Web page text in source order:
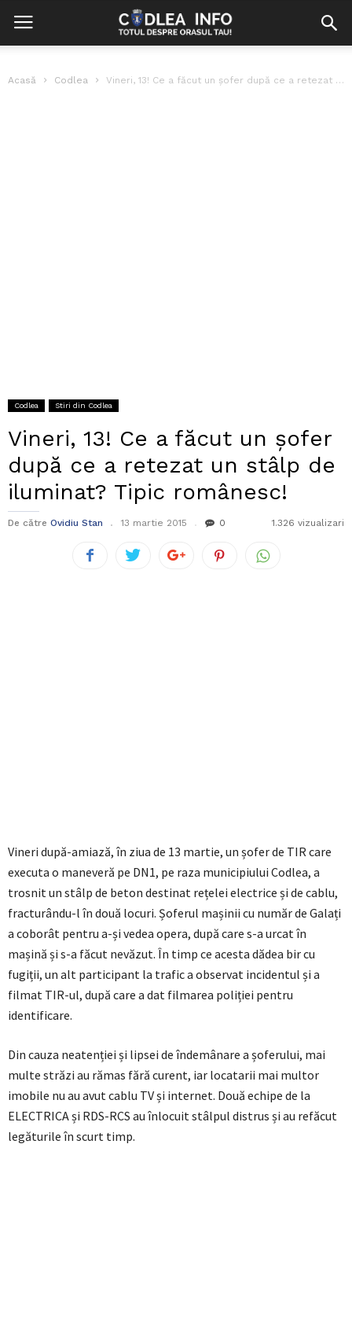
Acasă Codlea Vineri, 13! Ce a făcut un șofer după ce a retezat un...
Codlea Stiri din Codlea
Vineri, 13! Ce a făcut un șofer
după ce a retezat un stâlp de
iluminat? Tipic românesc!
De către Ovidiu Stan 13 martie 2015 0 1.326 vizualizari
Vineri după-amiază, în ziua de 13 martie, un șofer de TIR care
executa o maneveră pe DN1, pe raza municipiului Codlea, a
trosnit un stâlp de beton destinat rețelei electrice și de cablu,
fracturându-l în două locuri. Șoferul mașinii cu număr de Galați
a coborât pentru a-și vedea opera, după care s-a urcat în
mașină și s-a făcut nevăzut. În timp ce acesta dădea bir cu
fugiții, un alt participant la trafic a observat incidentul și a
filmat TIR-ul, după care a dat filmarea poliției pentru
identificare.
Din cauza neatenției și lipsei de îndemânare a șoferului, mai
multe străzi au rămas fără curent, iar locatarii mai multor
imobile nu au avut cablu TV și internet. Două echipe de la
ELECTRICA și RDS-RCS au înlocuit stâlpul distrus și au refăcut
legăturile în scurt timp.